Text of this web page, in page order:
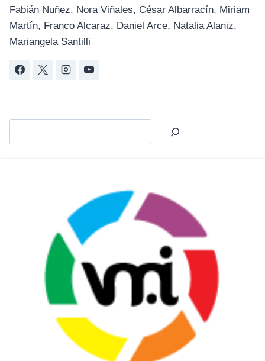
Fabián Nuñez, Nora Viñales, César Albarracín, Miriam
Martín, Franco Alcaraz, Daniel Arce, Natalia Alaniz,
Mariangela Santilli